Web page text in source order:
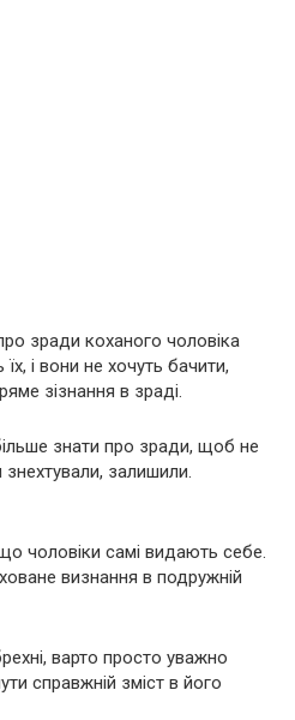
зради коханого чоловіка
і вони не хочуть бачити,
зізнання в зраді.
знати про зради, щоб не
залишили.
чоловіки самі видають себе.
визнання в подружній
варто просто уважно
справжній зміст в його